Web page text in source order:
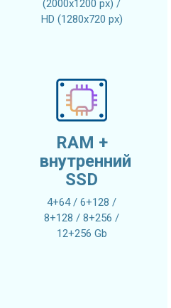
(2000x1200 px) /
HD (1280x720 px)
RAM +
внутренний
SSD
4+64 / 6+128 /
8+128 / 8+256 /
12+256 Gb